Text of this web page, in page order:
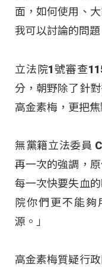
面，如何使用、
我可以討論的問題
立法院1號審查
分，朝野除了針
高金素梅，更把
無黨籍立法委員
再一次的強調，
每一次快要失血
院你們更不能
源。」
高金素梅質疑行